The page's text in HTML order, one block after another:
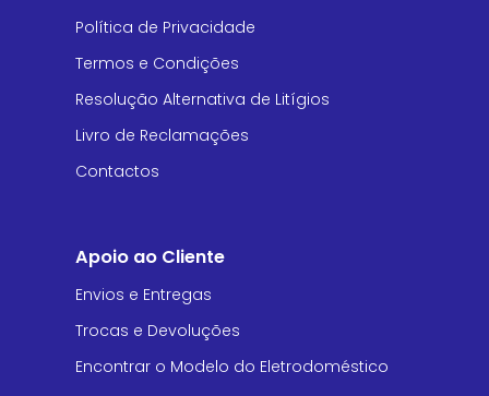
Política de Privacidade
Termos e Condições
Resolução Alternativa de Litígios
Livro de Reclamações
Contactos
Apoio ao Cliente
Envios e Entregas
Trocas e Devoluções
Encontrar o Modelo do Eletrodoméstico